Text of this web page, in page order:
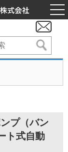
プ（バン
ト式自動